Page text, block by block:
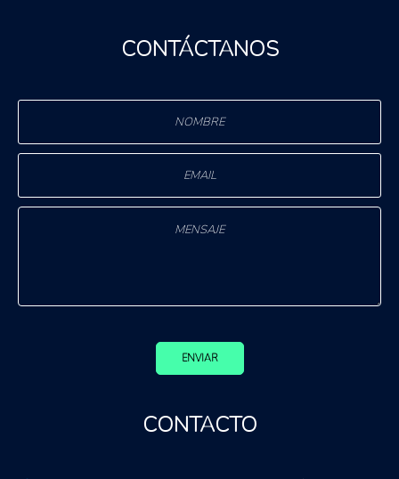
CONTÁCTANOS
ENVIAR
CONTACTO